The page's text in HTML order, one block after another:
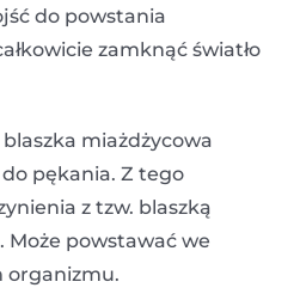
do powstania
zamknąć światło
blaszka miażdżycowa
pękania. Z tego
z tzw. blaszką
Może powstawać we
organizmu.